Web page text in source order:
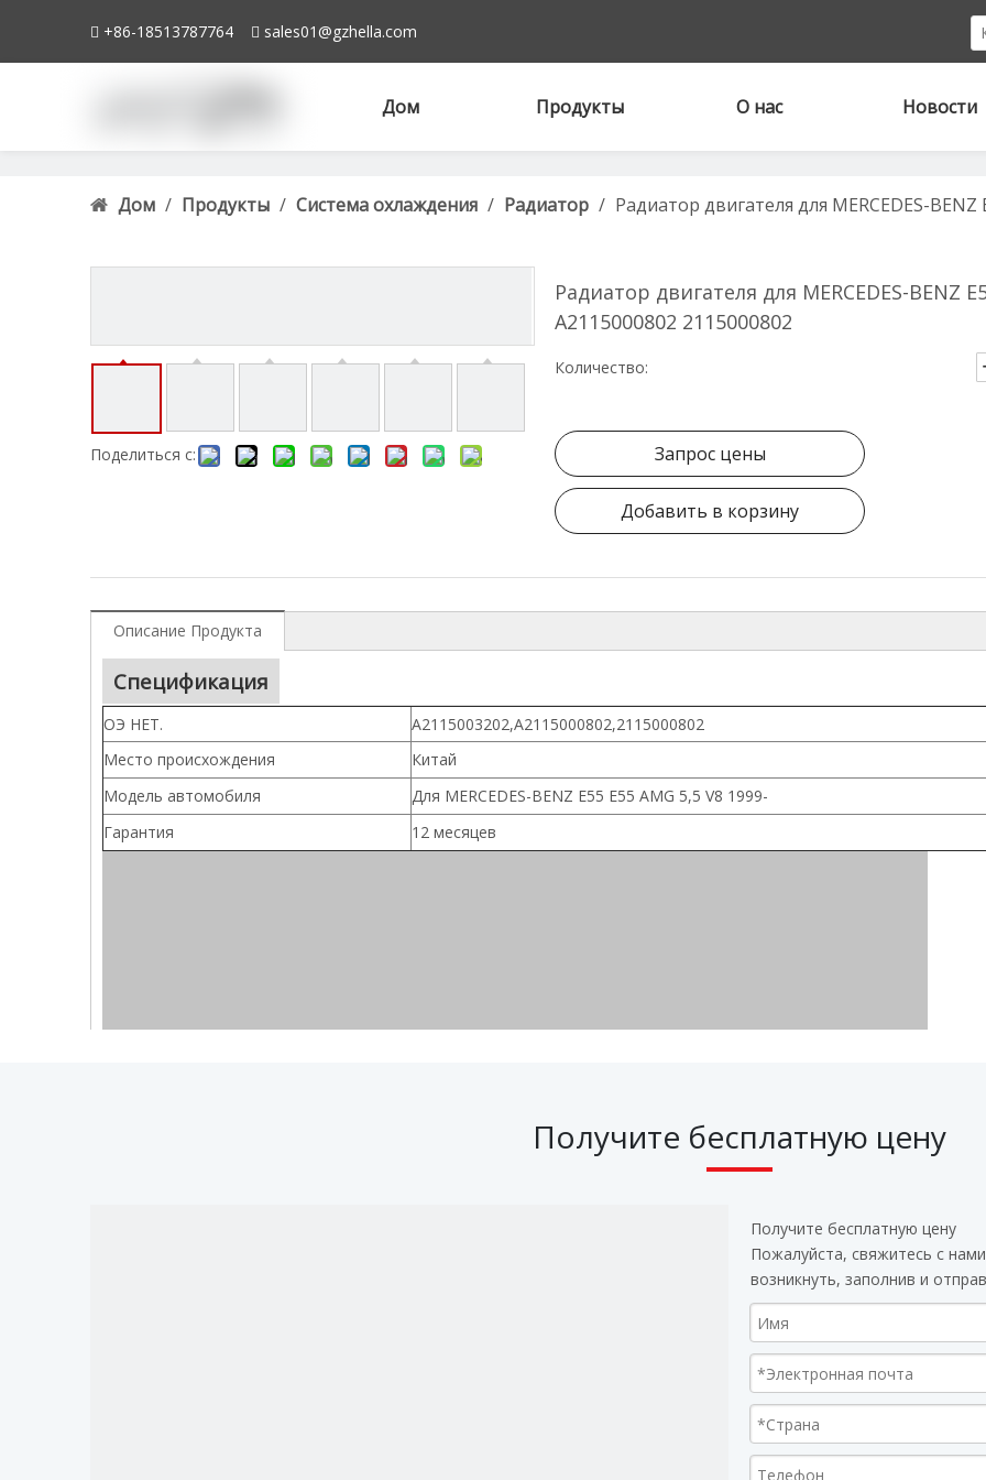
 +86-18513787764  sales01@gzhella.com
Дом Продукты О нас Новости
Дом / Продукты / Система охлаждения / Радиатор / Радиатор двигателя для MERCEDES-
Поделиться с:
Радиатор двигателя для MERCEDES-BENZ
A2115000802 2115000802
Количество:
Запрос цены
Добавить в корзину
Описание Продукта
Спецификация
ОЭ НЕТ.
А2115003202,А2115000802,2115000802
Место происхождения
Китай
Модель автомобиля
Для MERCEDES-BENZ E55 E55 AMG 5,5 V8 1999-
Гарантия
12 месяцев
Получите бесплатную цену
Получите бесплатную цену
Пожалуйста, свяжитесь с
возникнуть, заполнив и